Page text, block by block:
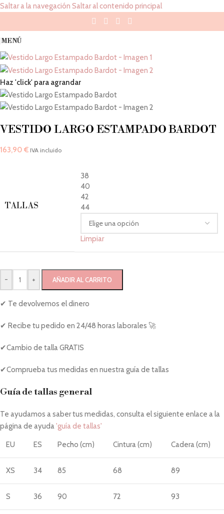
Saltar a la navegación Saltar al contenido principal
MENÚ
Haz 'click' para agrandar
VESTIDO LARGO ESTAMPADO BARDOT
163,90 € IVA incluido
TALLAS
38
40
42
44
Limpiar
- + AÑADIR AL CARRITO
✔ Te devolvemos el dinero
✔ Recibe tu pedido en 24/48 horas laborales 🚀
✔Cambio de talla GRATIS
✔Comprueba tus medidas en nuestra guía de tallas
Guía de tallas general
Te ayudamos a saber tus medidas, consulta el siguiente enlace a la
página de ayuda'guía de tallas'
EU ES Pecho (cm) Cintura (cm) Cadera (cm)
XS 34 85 68 89
S 36 90 72 93